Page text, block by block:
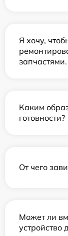
Я хочу,
запчастями.
Каким
готовности?
От чего
Может ли
устройство